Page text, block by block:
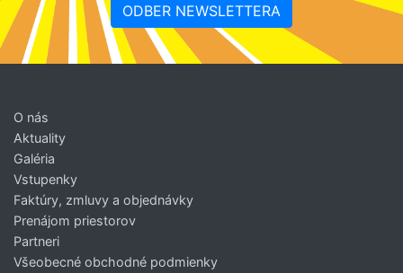
ODBER NEWSLETTERA
O nás
Aktuality
Galéria
Vstupenky
Faktúry, zmluvy a objednávky
Prenájom priestorov
Partneri
Všeobecné obchodné podmienky